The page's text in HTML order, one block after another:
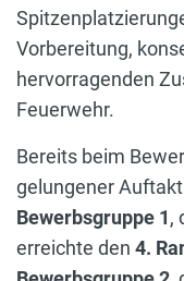
Vorbereitung,
hervorragenden
Feuerwehr.
Bereits beim
gelungener
Bewerbsgruppe 1,
erreichte den 4.